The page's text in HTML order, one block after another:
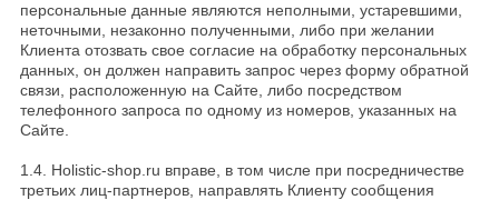
персональные данные являются неполными, устаревшими,
неточными, незаконно полученными, либо при желании
Клиента отозвать свое согласие на обработку персональных
данных, он должен направить запрос через форму обратной
связи, расположенную на Сайте, либо посредством
телефонного запроса по одному из номеров, указанных на
Сайте.
1.4. Holistic-shop.ru вправе, в том числе при посредничестве
третьих лиц-партнеров, направлять Клиенту сообщения